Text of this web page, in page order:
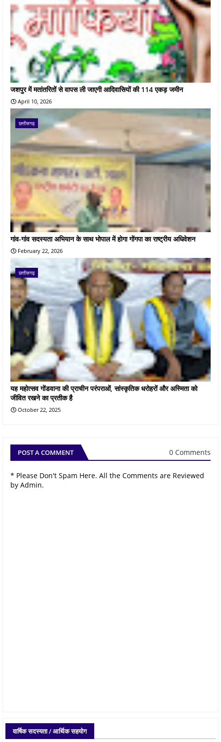
जशपुर में मतांतरितों से वापस ली जाएगी आदिवासियों की 114 एकड़ जमीन
April 10, 2026
छत्तीसगढ़
गांव-गांव सदस्यता अभियान के साथ भोपाल में होगा गोंगपा का राष्ट्रीय अधिवेशन
February 22, 2026
छत्तीसगढ़
यह महोत्सव गोंडवाना की प्राचीन परंपराओं, सांस्कृतिक धरोहरों और अस्मिता को
जीवित रखने का प्रतीक है
October 22, 2025
POST A COMMENT 0 Comments
* Please Don't Spam Here. All the Comments are Reviewed
by Admin.
वार्षिक सदस्यता / आर्थिक सहयोग